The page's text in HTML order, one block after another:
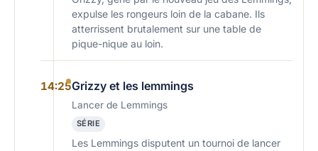
expulse les rongeurs loin de la cabane. Ils
atterrissent brutalement sur une table de
pique-nique au loin.
14:25Grizzy et les lemmings
Lancer de Lemmings
SÉRIE
Les Lemmings disputent un tournoi de lancer